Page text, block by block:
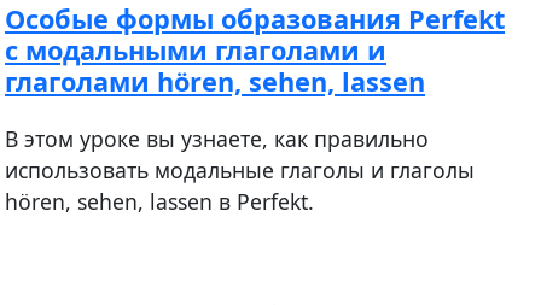
Особые формы образования Perfekt
с модальными глаголами и
глаголами hören, sehen, lassen
В этом уроке вы узнаете, как правильно
использовать модальные глаголы и глаголы
hören, sehen, lassen в Perfekt.